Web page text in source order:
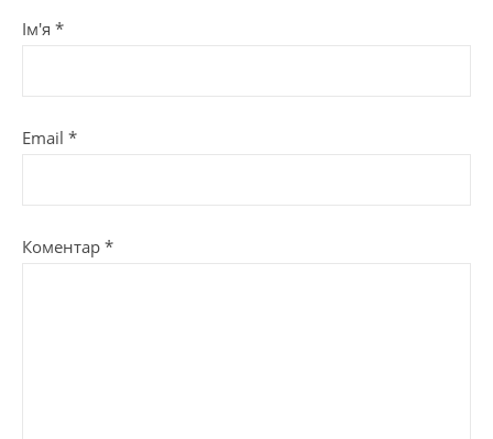
Ім'я *
Email *
Коментар *